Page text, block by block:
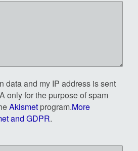
data and my IP address is sent
only for the purpose of spam
Akismet program.More
and GDPR.